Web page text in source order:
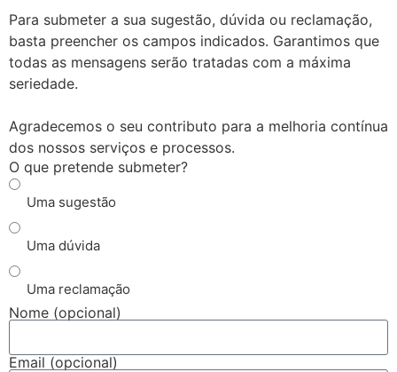
Para submeter a sua sugestão, dúvida ou reclamação,
basta preencher os campos indicados. Garantimos que
todas as mensagens serão tratadas com a máxima
seriedade.
Agradecemos o seu contributo para a melhoria contínua
dos nossos serviços e processos.
O que pretende submeter?
Uma sugestão
Uma dúvida
Uma reclamação
Nome (opcional)
Email (opcional)